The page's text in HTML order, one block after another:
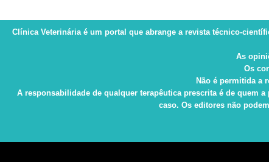
Clínica Veterináriaé um portal que abrange a revista técnico-
As
Os
Não é permitida a
A responsabilidade de qualquer terapêutica prescrita é de quem
caso. Os editores não